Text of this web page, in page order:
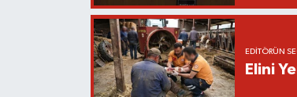
EDITÖRÜN
Elini